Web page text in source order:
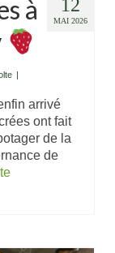
12
MAI 2026
à
|
arrivé
ont fait
de la
de